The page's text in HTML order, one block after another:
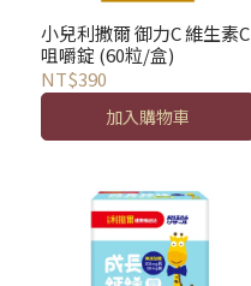
小兒利撒爾 御力C 維生素C
咀嚼錠 (60粒/盒)
NT$390
加入購物車